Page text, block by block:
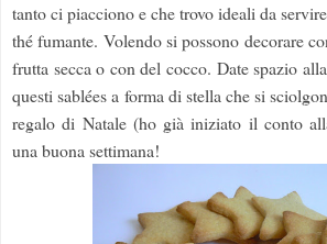
tanto ci piacciono e che trovo ideali da
thé fumante. Volendo si possono decorare
frutta secca o con del cocco. Date spazio
questi sablées a forma di stella che si
regalo di Natale (ho già iniziato il conto
una buona settimana!